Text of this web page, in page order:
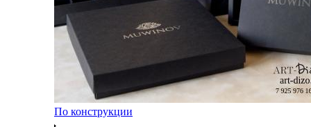
По конструкции